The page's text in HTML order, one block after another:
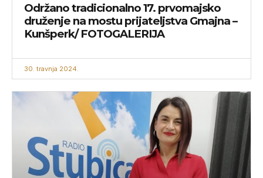
Održano tradicionalno 17. prvomajsko
druženje na mostu prijateljstva Gmajna –
Kunšperk/ FOTOGALERIJA
30. travnja 2024.